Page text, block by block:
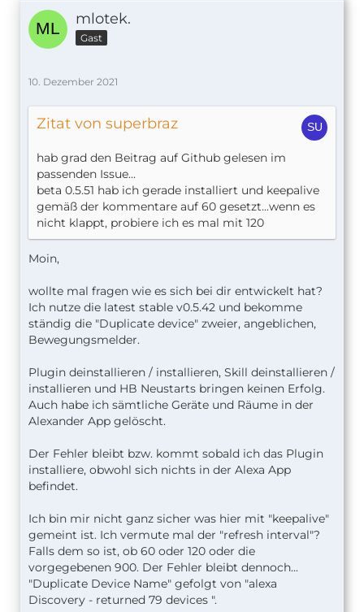
mlotek.
Gast
10. Dezember 2021
Zitat von superbraz
hab grad den Beitrag auf Github gelesen im
passenden Issue...
beta 0.5.51 hab ich gerade installiert und keepalive
gemäß der kommentare auf 60 gesetzt...wenn es
nicht klappt, probiere ich es mal mit 120
Moin,
wollte mal fragen wie es sich bei dir entwickelt hat?
Ich nutze die latest stable v0.5.42 und bekomme
ständig die "Duplicate device" zweier, angeblichen,
Bewegungsmelder.
Plugin deinstallieren / installieren, Skill deinstallieren /
installieren und HB Neustarts bringen keinen Erfolg.
Auch habe ich sämtliche Geräte und Räume in der
Alexander App gelöscht.
Der Fehler bleibt bzw. kommt sobald ich das Plugin
installiere, obwohl sich nichts in der Alexa App
befindet.
Ich bin mir nicht ganz sicher was hier mit "keepalive"
gemeint ist. Ich vermute mal der "refresh interval"?
Falls dem so ist, ob 60 oder 120 oder die
vorgegebenen 900. Der Fehler bleibt dennoch...
"Duplicate Device Name" gefolgt von "alexa
Discovery - returned 79 devices ".